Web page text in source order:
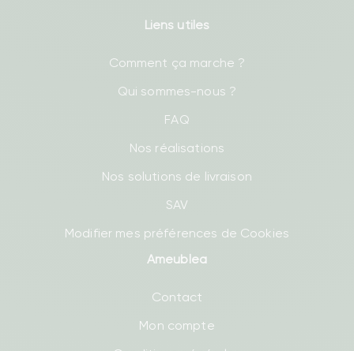
Liens utiles
Comment ça marche ?
Qui sommes-nous ?
FAQ
Nos réalisations
Nos solutions de livraison
SAV
Modifier mes préférences de Cookies
Ameublea
Contact
Mon compte